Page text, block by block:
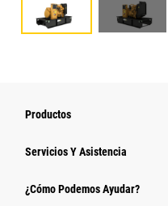
Productos
Servicios Y Asistencia
¿Cómo Podemos Ayudar?